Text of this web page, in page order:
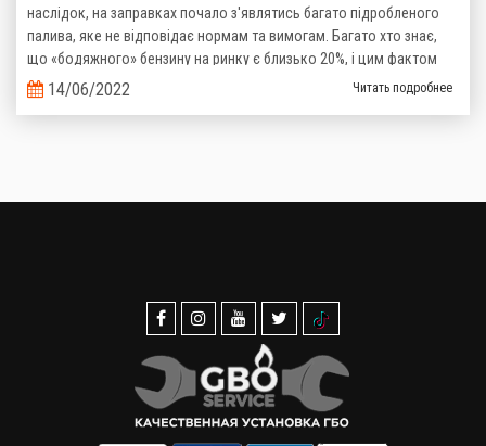
наслідок, на заправках почало з'являтись багато підробленого
палива, яке не відповідає нормам та вимогам. Багато хто знає,
що «бодяжного» бензину на ринку є близько 20%, і цим фактом
важко когось здивувати, то тепер ситуація з неякісним газом теж
стає реальністю.
14/06/2022 Читать подробнее